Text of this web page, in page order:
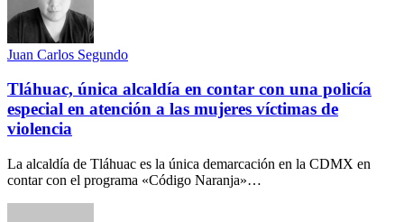
Juan Carlos Segundo
Tláhuac, única alcaldía en contar con una policía
especial en atención a las mujeres víctimas de
violencia
La alcaldía de Tláhuac es la única demarcación en la CDMX en
contar con el programa «Código Naranja»…